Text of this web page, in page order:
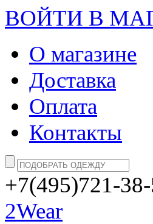
ВОЙТИ В
О магазине
Доставка
Оплата
Контакты
+7(495)721-
2Wear